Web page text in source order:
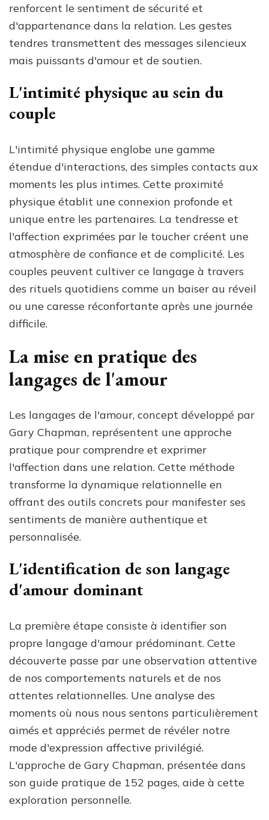
renforcent le sentiment de sécurité et
d'appartenance dans la relation. Les gestes
tendres transmettent des messages silencieux
mais puissants d'amour et de soutien.
L'intimité physique au sein du
couple
L'intimité physique englobe une gamme
étendue d'interactions, des simples contacts aux
moments les plus intimes. Cette proximité
physique établit une connexion profonde et
unique entre les partenaires. La tendresse et
l'affection exprimées par le toucher créent une
atmosphère de confiance et de complicité. Les
couples peuvent cultiver ce langage à travers
des rituels quotidiens comme un baiser au réveil
ou une caresse réconfortante après une journée
difficile.
La mise en pratique des
langages de l'amour
Les langages de l'amour, concept développé par
Gary Chapman, représentent une approche
pratique pour comprendre et exprimer
l'affection dans une relation. Cette méthode
transforme la dynamique relationnelle en
offrant des outils concrets pour manifester ses
sentiments de manière authentique et
personnalisée.
L'identification de son langage
d'amour dominant
La première étape consiste à identifier son
propre langage d'amour prédominant. Cette
découverte passe par une observation attentive
de nos comportements naturels et de nos
attentes relationnelles. Une analyse des
moments où nous nous sentons particulièrement
aimés et appréciés permet de révéler notre
mode d'expression affective privilégié.
L'approche de Gary Chapman, présentée dans
son guide pratique de 152 pages, aide à cette
exploration personnelle.